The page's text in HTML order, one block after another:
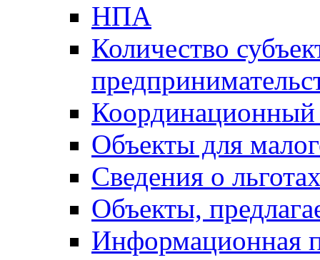
НПА
Количество
Координационный
Объекты для
Сведения о
Объекты,
Информационная